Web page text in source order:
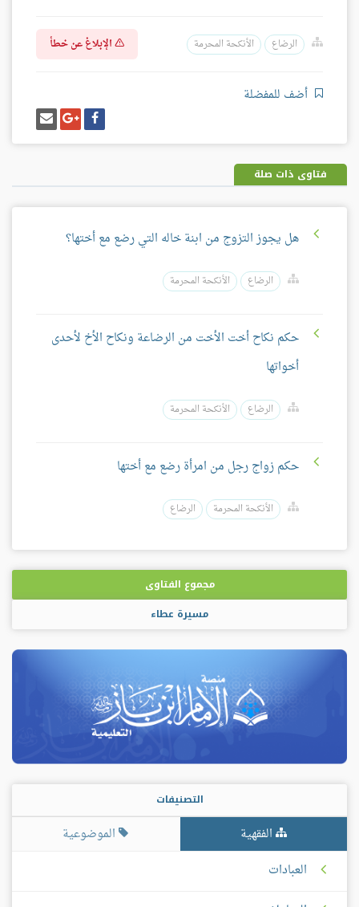
الرضاع الأنكحة المحرمة الإبلاغ عن خطأ
أضف للمفضلة
شارك
على
فيسبوك
شارك
على
غوغل
بلس
إرسل
إيميل
فتاوى ذات صلة
هل يجوز التزوج من ابنة خاله التي رضع مع أختها؟
الرضاع الأنكحة المحرمة
حكم نكاح أخت الأخت من الرضاعة ونكاح الأخ لأحدى
أخواتها
الرضاع الأنكحة المحرمة
حكم زواج رجل من امرأة رضع مع أختها
الأنكحة المحرمة الرضاع
مجموع الفتاوى
مسيرة عطاء
التصنيفات
الفقهية
الموضوعية
العبادات